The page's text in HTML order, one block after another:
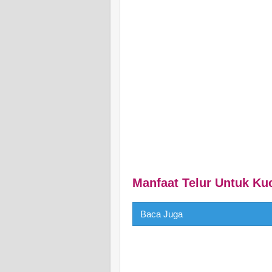
Manfaat Telur Untuk
Baca Juga